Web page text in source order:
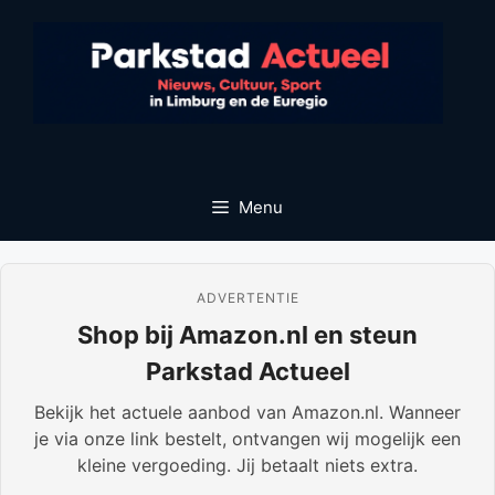
Menu
ADVERTENTIE
Shop bij Amazon.nl en steun
Parkstad Actueel
Bekijk het actuele aanbod van Amazon.nl. Wanneer
je via onze link bestelt, ontvangen wij mogelijk een
kleine vergoeding. Jij betaalt niets extra.